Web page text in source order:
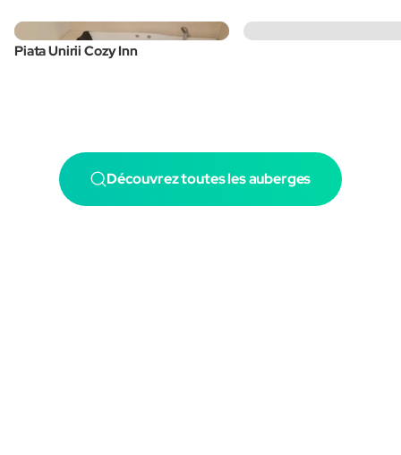
Piata Unirii Cozy Inn
Découvrez toutes les auberges